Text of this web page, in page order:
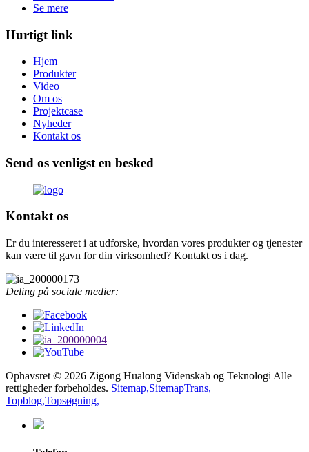
Se mere
Hurtigt link
Hjem
Produkter
Video
Om os
Projektcase
Nyheder
Kontakt os
Send os venligst en besked
Kontakt os
Er du interesseret i at udforske, hvordan vores produkter og tjenester
kan være til gavn for din virksomhed? Kontakt os i dag.
Deling på sociale medier:
Ophavsret © 2026 Zigong Hualong Videnskab og Teknologi Alle
rettigheder forbeholdes. Sitemap,SitemapTrans,
Topblog,Topsøgning,